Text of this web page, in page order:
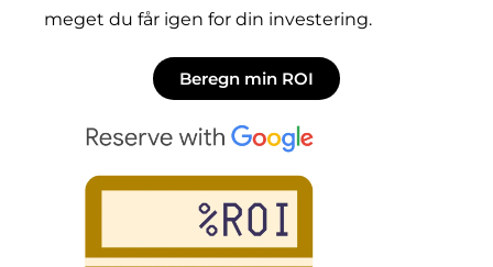
meget du får igen for din investering.
Beregn min ROI